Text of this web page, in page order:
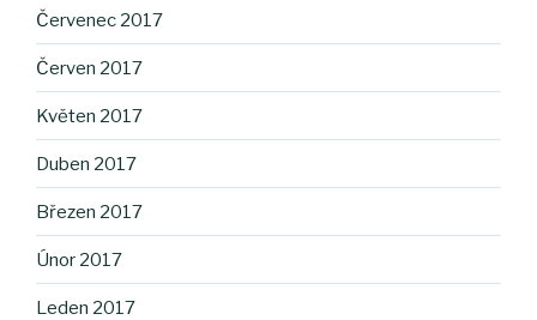
Červenec 2017
Červen 2017
Květen 2017
Duben 2017
Březen 2017
Únor 2017
Leden 2017